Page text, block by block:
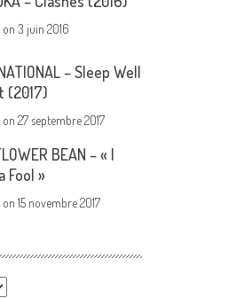
on3 juin 2016
– Sleep Well
(2017)
on27 septembre 2017
BEAN – « I
Fool »
on15 novembre 2017